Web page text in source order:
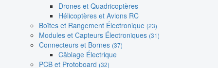
Drones et Quadricoptères
Hélicoptères et Avions RC
Boîtes et Rangement Électronique (23)
Modules et Capteurs Électroniques (31)
Connecteurs et Bornes (37)
Câblage Électrique
PCB et Protoboard (32)